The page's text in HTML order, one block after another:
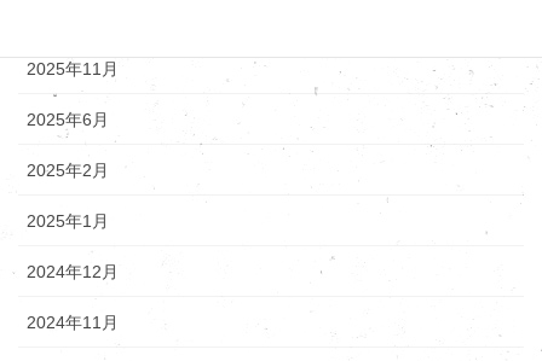
2025年11月
2025年6月
2025年2月
2025年1月
2024年12月
2024年11月